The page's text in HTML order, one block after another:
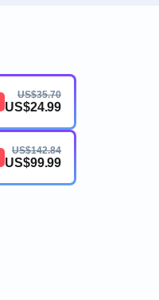
US$35.70
US$24.99
US$142.84
US$99.99